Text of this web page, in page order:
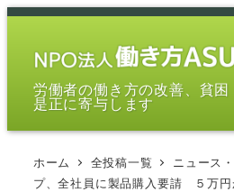
メ
労働者の働き方の改善、貧
是正に寄与します
ホーム 全投稿一覧 ニュース
プ、全社員に製品購入要請 ５万円